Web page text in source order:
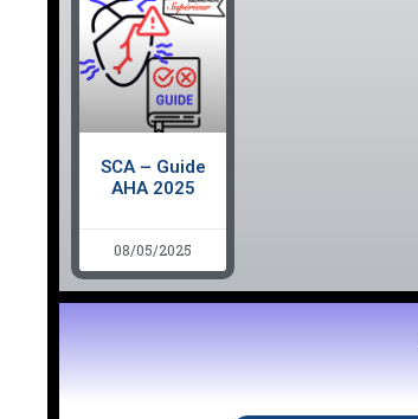
SCA – Guide
AHA 2025
08/05/2025